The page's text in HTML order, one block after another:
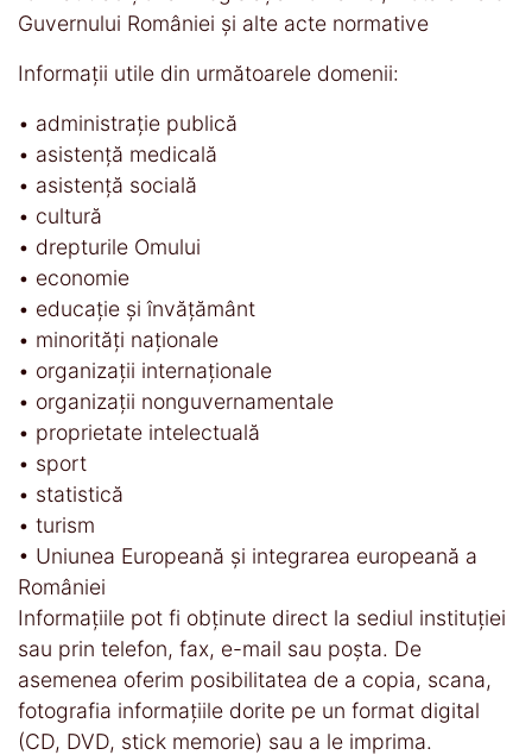
Guvernului României şi alte acte normative
Informaţii utile din următoarele domenii:
• administraţie publică
• asistenţă medicală
• asistenţă socială
• cultură
• drepturile Omului
• economie
• educaţie şi învăţământ
• minorităţi naţionale
• organizaţii internaţionale
• organizaţii nonguvernamentale
• proprietate intelectuală
• sport
• statistică
• turism
• Uniunea Europeană şi integrarea europeană a
României
Informaţiile pot fi obţinute direct la sediul instituţiei
sau prin telefon, fax, e-mail sau poşta. De
asemenea oferim posibilitatea de a copia, scana,
fotografia informaţiile dorite pe un format digital
(CD, DVD, stick memorie) sau a le imprima.